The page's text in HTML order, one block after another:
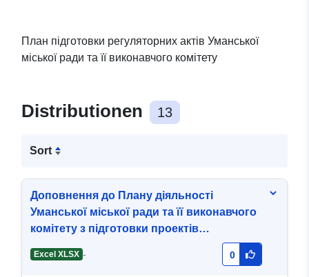
План підготовки регуляторних актів Уманської
міської ради та її виконавчого комітету
Distributionen 13
Sort
Доповнення до Плану діяльності
Уманської міської ради та її виконавчого
комітету з підготовки проектів
Excel XLSX - 0